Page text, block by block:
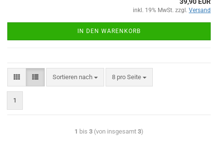
inkl. 19% MwSt. zzgl. Versand
IN DEN WARENKORB
Sortieren nach 8 pro Seite
1
1 bis 3 (von insgesamt 3)